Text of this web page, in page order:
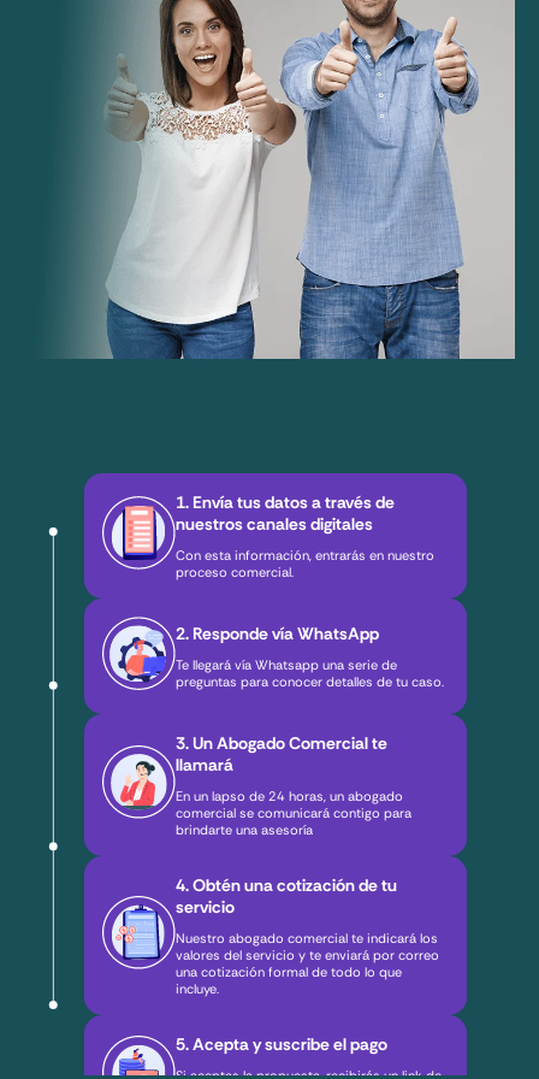
1. Envía tus datos a través de
nuestros canales digitales
Con esta información, entrarás en nuestro
proceso comercial.
2. Responde vía WhatsApp
Te llegará vía Whatsapp una serie de
preguntas para conocer detalles de tu caso.
3. Un Abogado Comercial te
llamará
En un lapso de 24 horas, un abogado
comercial se comunicará contigo para
brindarte una asesoría
4. Obtén una cotización de tu
servicio
Nuestro abogado comercial te indicará los
valores del servicio y te enviará por correo
una cotización formal de todo lo que
incluye.
5. Acepta y suscribe el pago